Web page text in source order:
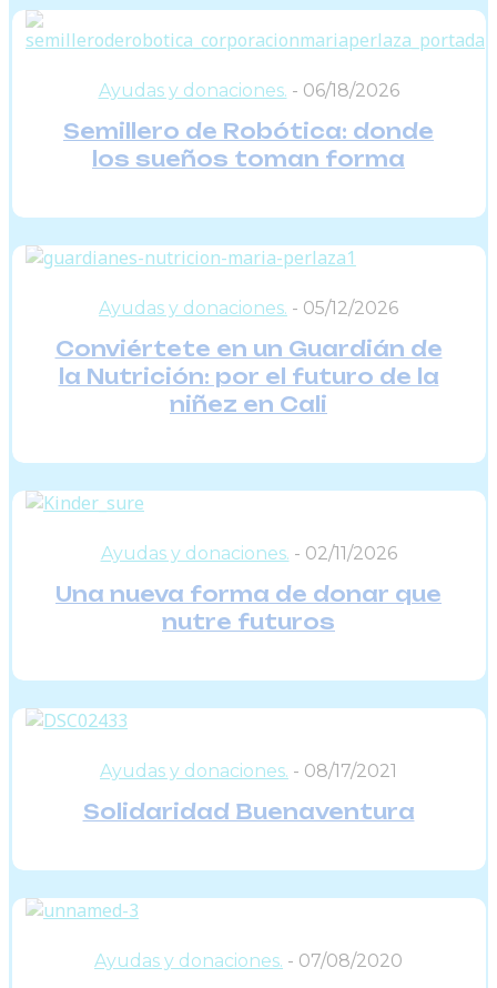
Ayudas y donaciones. - 06/18/2026
Semillero de Robótica: donde
los sueños toman forma
Ayudas y donaciones. - 05/12/2026
Conviértete en un Guardián de
la Nutrición: por el futuro de la
niñez en Cali
Ayudas y donaciones. - 02/11/2026
Una nueva forma de donar que
nutre futuros
Ayudas y donaciones. - 08/17/2021
Solidaridad Buenaventura
Ayudas y donaciones. - 07/08/2020